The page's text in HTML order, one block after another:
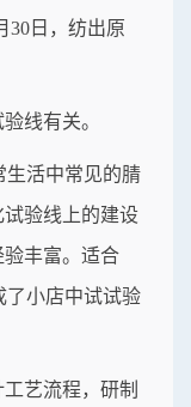
30日，纺出原
线有关。
生活中常见的腈
验线上的建设
丰富。适合
了小店中试试验
艺流程，研制